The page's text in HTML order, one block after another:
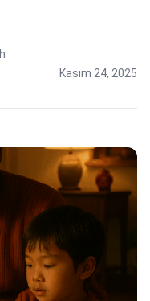
Kasım 24, 2025